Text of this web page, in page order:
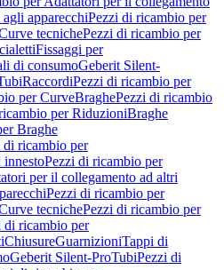
apparecchiPezzi di ricambio per
tecnichePezzi di ricambio per
Fissaggi per
di consumoGeberit Silent-
RaccordiPezzi di ricambio per
per CurveBraghePezzi di ricambio
per RiduzioniBraghe
Braghe
di ricambio per
Pezzi di ricambio per
per il collegamento ad altri
Pezzi di ricambio per
tecnichePezzi di ricambio per
di ricambio per
ChiusureGuarnizioniTappi di
Geberit Silent-ProTubiPezzi di